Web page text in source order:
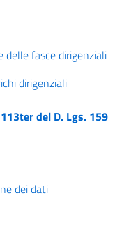
delle fasce dirigenziali
dirigenziali
del D. Lgs. 159
dei dati